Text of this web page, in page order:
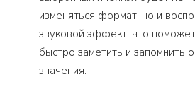
изменяться формат, но и
звуковой эффект, что
быстро заметить и запомнить
значения.